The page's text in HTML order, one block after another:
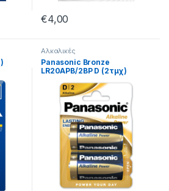
€4,00
Αλκαλικές
Panasonic Bronze
LR20APB/2BP D (2τμχ)